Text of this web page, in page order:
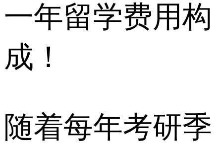
一年留学费用构
成！
随着每年考研季